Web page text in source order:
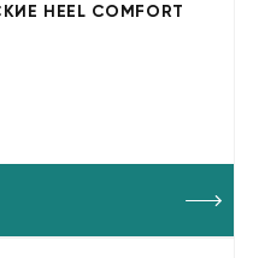
HEEL COMFORT